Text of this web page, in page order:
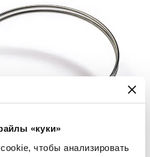
«куки»
чтобы анализировать